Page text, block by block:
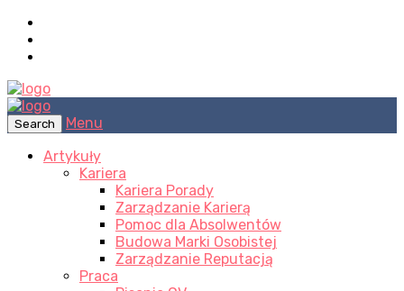
Search
Menu
Artykuły
Kariera
Kariera Porady
Zarządzanie Karierą
Pomoc dla Absolwentów
Budowa Marki Osobistej
Zarządzanie Reputacją
Praca